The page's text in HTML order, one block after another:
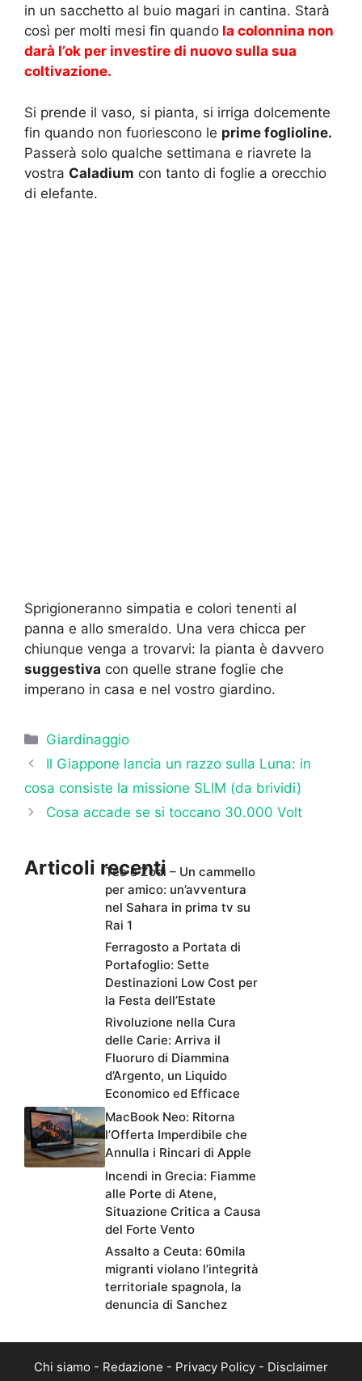
in un sacchetto al buio magari in cantina. Starà
così per molti mesi fin quando la colonnina non
darà l’ok per investire di nuovo sulla sua
coltivazione.
Si prende il vaso, si pianta, si irriga dolcemente
fin quando non fuoriescono le prime foglioline.
Passerà solo qualche settimana e riavrete la
vostra Caladium con tanto di foglie a orecchio
di elefante.
Sprigioneranno simpatia e colori tenenti al
panna e allo smeraldo. Una vera chicca per
chiunque venga a trovarvi: la pianta è davvero
suggestiva con quelle strane foglie che
imperano in casa e nel vostro giardino.
Categorie
Giardinaggio
Il Giappone lancia un razzo sulla Luna: in
cosa consiste la missione SLIM (da brividi)
Cosa accade se si toccano 30.000 Volt
Articoli recentiTeo e Zodì – Un cammello
per amico: un’avventura
nel Sahara in prima tv su
Rai 1
Ferragosto a Portata di
Portafoglio: Sette
Destinazioni Low Cost per
la Festa dell’Estate
Rivoluzione nella Cura
delle Carie: Arriva il
Fluoruro di Diammina
d’Argento, un Liquido
Economico ed Efficace
MacBook Neo: Ritorna
l’Offerta Imperdibile che
Annulla i Rincari di Apple
Incendi in Grecia: Fiamme
alle Porte di Atene,
Situazione Critica a Causa
del Forte Vento
Assalto a Ceuta: 60mila
migranti violano l’integrità
territoriale spagnola, la
denuncia di Sanchez
Chi siamo - Redazione - Privacy Policy - Disclaimer